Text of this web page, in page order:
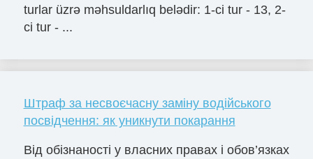
turlar üzrə məhsuldarlıq belədir: 1-ci tur - 13, 2-
ci tur - ...
Штраф за несвоєчасну заміну водійського
посвідчення: як уникнути покарання
Від обізнаності у власних правах і обов’язках